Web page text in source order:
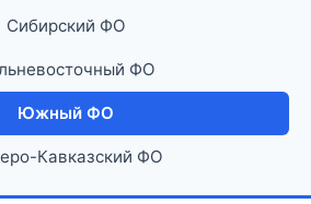
Сибирский ФО
ФО
Южный ФО
Кавказский ФО